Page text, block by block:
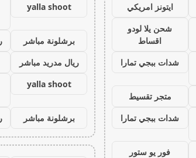
ايتونز امريكي
شحن يلا لودو
اقساط
شدات ببجي تمارا
متجر تقسيط
شدات ببجي تمارا
فور يو ستور
yalla shoot
برشلونة مباشر
ريال مدريد مباشر
yalla shoot
برشلونة مباشر